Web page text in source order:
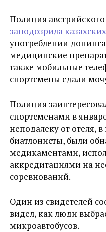
Полиция
заподозрила
употреблении
медицинские
также мобильные
спортсмены сдали
Полиция
спортсменами в
неподалеку от отеля,
биатлонисты, были
медикаментами,
аккредитациями на
соревнований.
Один из свидетелей
видел, как люди
микроавтобусов.